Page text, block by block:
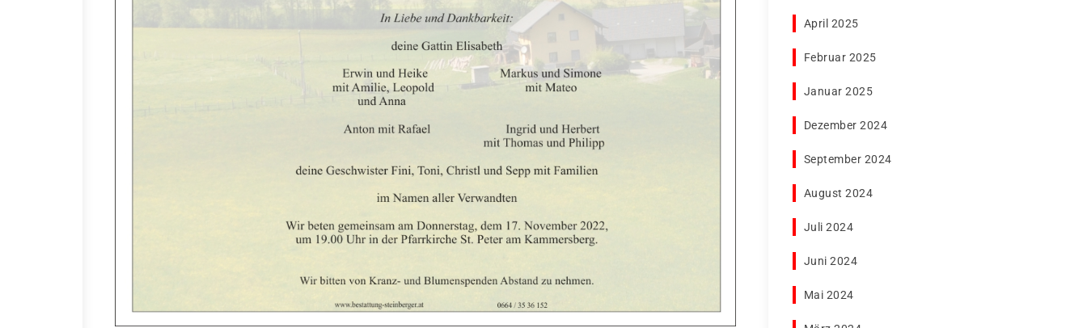
April 2025
Februar 2025
Januar 2025
Dezember 2024
September 2024
August 2024
Juli 2024
Juni 2024
Mai 2024